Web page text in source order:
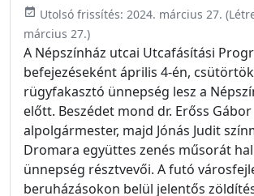
event_available Utolsó frissítés: 2024. március 27.
március 27.)
A Népszínház utcai Utcafásítási
befejezéseként április 4-én,
rügyfakasztó ünnepség lesz a
előtt. Beszédet mond dr. Erőss Gábor
alpolgármester, majd Jónás Judit
Dromara együttes zenés műsorát
ünnepség résztvevői. A futó
beruházásokon belül jelentős